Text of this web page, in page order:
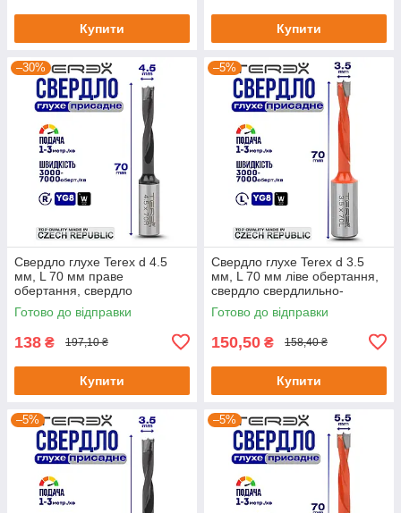
Купити Купити
–30%
Свердло глухе Terex d 4.5
мм, L 70 мм праве
обертання, свердло
свердлильно-присадного
верстата, свердло для ЧПУ
Готово до відправки
138 ₴ 197,10 ₴
Купити
–5%
Свердло глухе Terex d 3.5
мм, L 70 мм ліве обертання,
свердло свердлильно-
присадного верстата,
свердло для меблів
Готово до відправки
150,50 ₴ 158,40 ₴
Купити
–5% –5%